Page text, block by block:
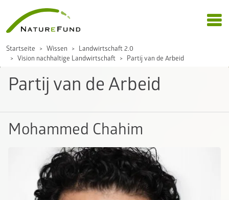
Startseite Wissen
Landwirtschaft 2.0
Vision nachhaltige Landwirtschaft
Partij van de Arbeid
Partij van de Arbeid
Mohammed Chahim